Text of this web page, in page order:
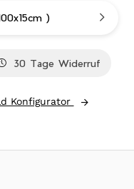
)
30 Tage Widerruf
Konfigurator